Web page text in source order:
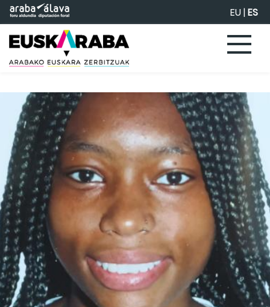
Saltar al contenido principal EU|ES